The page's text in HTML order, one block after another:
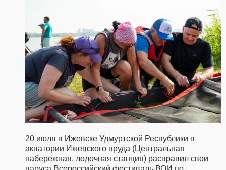
20 июля в Ижевске Удмуртской Республики в
акватории Ижевского пруда (Центральная
набережная, лодочная станция) расправил свои